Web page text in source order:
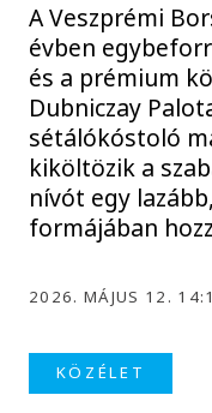
A Veszprémi
évben
és a prémium
Dubniczay
sétálókóstoló
kiköltözik a
nívót egy
formájában
2026. MÁJUS 12.
KÖZÉLET